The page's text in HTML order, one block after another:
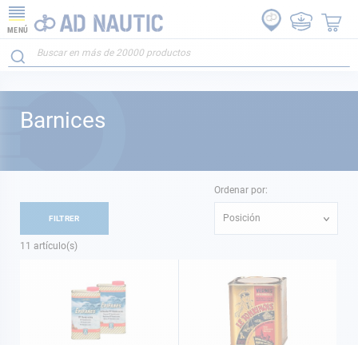
MENÚ
Barnices
11 artículo(s)
Ordenar por:
Posición
FILTRER